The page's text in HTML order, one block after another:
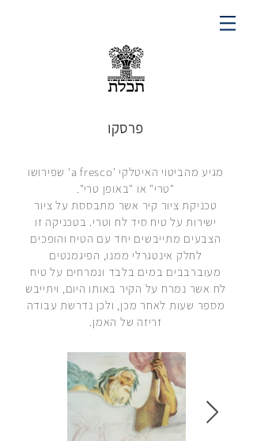
פרסקו
מגיע מהביטוי האיטלקי 'a fresco' שפירושו
"טרי" או "באופן טרי".
טכניקת ציור קיר אשר מתבססת על ציור
ישירות על טיח סיד לח וטרי. בטכניקה זו
הצבעים מתייבשים יחד עם הטיח והופכים
לחלק אינטגרלי ממנו, הפיגמנטים
מעוברבבים במים בלבד ונמרחים על טיח
לח אשר נמרח על הקיר באותו היום, ויתייבש
מספר שעות לאחר מכן, ולכן נדרשת עבודה
זריזה של האמן.